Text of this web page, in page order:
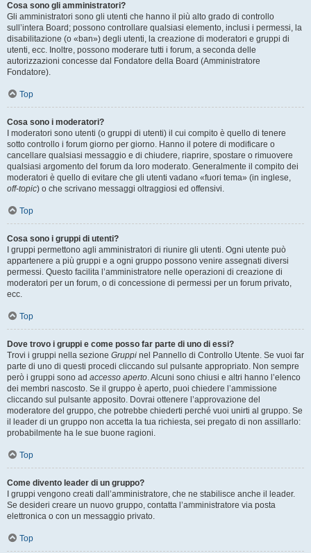
Cosa sono gli amministratori?
Gli amministratori sono gli utenti che hanno il più alto grado di controllo
sull’intera Board; possono controllare qualsiasi elemento, inclusi i permessi, la
disabilitazione (o «ban») degli utenti, la creazione di moderatori e gruppi di
utenti, ecc. Inoltre, possono moderare tutti i forum, a seconda delle
autorizzazioni concesse dal Fondatore della Board (Amministratore
Fondatore).
Top
Cosa sono i moderatori?
I moderatori sono utenti (o gruppi di utenti) il cui compito è quello di tenere
sotto controllo i forum giorno per giorno. Hanno il potere di modificare o
cancellare qualsiasi messaggio e di chiudere, riaprire, spostare o rimuovere
qualsiasi argomento del forum da loro moderato. Generalmente il compito dei
moderatori è quello di evitare che gli utenti vadano «fuori tema» (in inglese,
off-topic) o che scrivano messaggi oltraggiosi ed offensivi.
Top
Cosa sono i gruppi di utenti?
I gruppi permettono agli amministratori di riunire gli utenti. Ogni utente può
appartenere a più gruppi e a ogni gruppo possono venire assegnati diversi
permessi. Questo facilita l’amministratore nelle operazioni di creazione di
moderatori per un forum, o di concessione di permessi per un forum privato,
ecc.
Top
Dove trovo i gruppi e come posso far parte di uno di essi?
Trovi i gruppi nella sezione Gruppi nel Pannello di Controllo Utente. Se vuoi far
parte di uno di questi procedi cliccando sul pulsante appropriato. Non sempre
però i gruppi sono ad accesso aperto. Alcuni sono chiusi e altri hanno l’elenco
dei membri nascosto. Se il gruppo è aperto, puoi chiedere l’ammissione
cliccando sul pulsante apposito. Dovrai ottenere l’approvazione del
moderatore del gruppo, che potrebbe chiederti perché vuoi unirti al gruppo. Se
il leader di un gruppo non accetta la tua richiesta, sei pregato di non assillarlo:
probabilmente ha le sue buone ragioni.
Top
Come divento leader di un gruppo?
I gruppi vengono creati dall’amministratore, che ne stabilisce anche il leader.
Se desideri creare un nuovo gruppo, contatta l’amministratore via posta
elettronica o con un messaggio privato.
Top